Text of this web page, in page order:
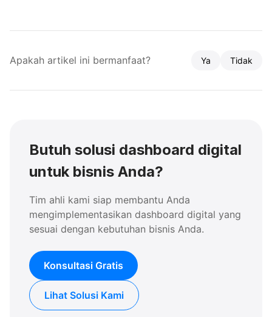
Apakah artikel ini bermanfaat? Ya Tidak
Butuh solusi dashboard digital
untuk bisnis Anda?
Tim ahli kami siap membantu Anda
mengimplementasikan dashboard digital yang
sesuai dengan kebutuhan bisnis Anda.
Konsultasi Gratis
Lihat Solusi Kami